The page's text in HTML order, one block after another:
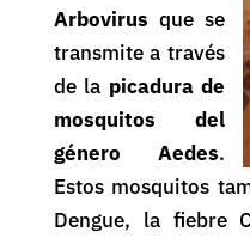
Arbovirus que se
transmite a través
de la picadura de
mosquitos del
género Aedes.
Estos mosquitos
Dengue, la fiebre